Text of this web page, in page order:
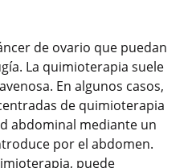
de ovario que puedan
La quimioterapia suele
En algunos casos,
de quimioterapia
abdominal mediante un
por el abdomen.
puede